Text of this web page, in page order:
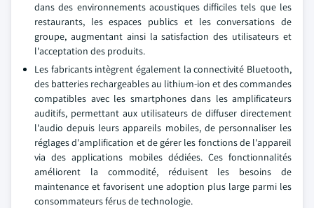
dans des environnements acoustiques difficiles tels que les
restaurants, les espaces publics et les conversations de
groupe, augmentant ainsi la satisfaction des utilisateurs et
l'acceptation des produits.
Les fabricants intègrent également la connectivité Bluetooth,
des batteries rechargeables au lithium-ion et des commandes
compatibles avec les smartphones dans les amplificateurs
auditifs, permettant aux utilisateurs de diffuser directement
l'audio depuis leurs appareils mobiles, de personnaliser les
réglages d'amplification et de gérer les fonctions de l'appareil
via des applications mobiles dédiées. Ces fonctionnalités
améliorent la commodité, réduisent les besoins de
maintenance et favorisent une adoption plus large parmi les
consommateurs férus de technologie.